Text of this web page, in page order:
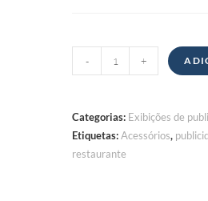
Quantidade
de
- +
Categorias: Exibições de
Etiquetas:Acessórios,
restaurante